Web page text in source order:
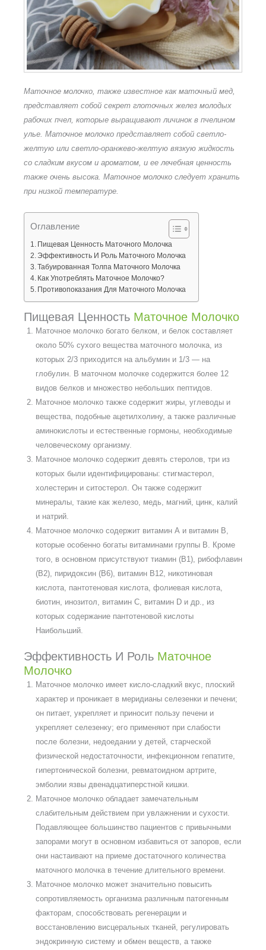
Маточное молочко, также известное как маточный мед,
представляет собой секрет глоточных желез молодых
рабочих пчел, которые выращивают личинок в пчелином
улье. Маточное молочко представляет собой светло-
желтую или светло-оранжево-желтую вязкую жидкость
со сладким вкусом и ароматом, и ее лечебная ценность
также очень высока. Маточное молочко следует хранить
при низкой температуре.
Оглавление
Пищевая Ценность Маточного Молочка
Эффективность И Роль Маточного Молочка
Табуированная Толпа Маточного Молочка
Как Употреблять Маточное Молочко?
Противопоказания Для Маточного Молочка
Пищевая Ценность Маточное Молочко
Маточное молочко богато белком, и белок составляет
около 50% сухого вещества маточного молочка, из
которых 2/3 приходится на альбумин и 1/3 — на
глобулин. В маточном молочке содержится более 12
видов белков и множество небольших пептидов.
Маточное молочко также содержит жиры, углеводы и
вещества, подобные ацетилхолину, а также различные
аминокислоты и естественные гормоны, необходимые
человеческому организму.
Маточное молочко содержит девять стеролов, три из
которых были идентифицированы: стигмастерол,
холестерин и ситостерол. Он также содержит
минералы, такие как железо, медь, магний, цинк, калий
и натрий.
Маточное молочко содержит витамин А и витамин В,
которые особенно богаты витаминами группы В. Кроме
того, в основном присутствуют тиамин (В1), рибофлавин
(В2), пиридоксин (В6), витамин В12, никотиновая
кислота, пантотеновая кислота, фолиевая кислота,
биотин, инозитол, витамин С, витамин D и др., из
которых содержание пантотеновой кислоты
Наибольший.
Эффективность И Роль Маточное
Молочко
Маточное молочко имеет кисло-сладкий вкус, плоский
характер и проникает в меридианы селезенки и печени;
он питает, укрепляет и приносит пользу печени и
укрепляет селезенку; его применяют при слабости
после болезни, недоедании у детей, старческой
физической недостаточности, инфекционном гепатите,
гипертонической болезни, ревматоидном артрите,
эмболии язвы двенадцатиперстной кишки.
Маточное молочко обладает замечательным
слабительным действием при увлажнении и сухости.
Подавляющее большинство пациентов с привычными
запорами могут в основном избавиться от запоров, если
они настаивают на приеме достаточного количества
маточного молочка в течение длительного времени.
Маточное молочко может значительно повысить
сопротивляемость организма различным патогенным
факторам, способствовать регенерации и
восстановлению висцеральных тканей, регулировать
эндокринную систему и обмен веществ, а также